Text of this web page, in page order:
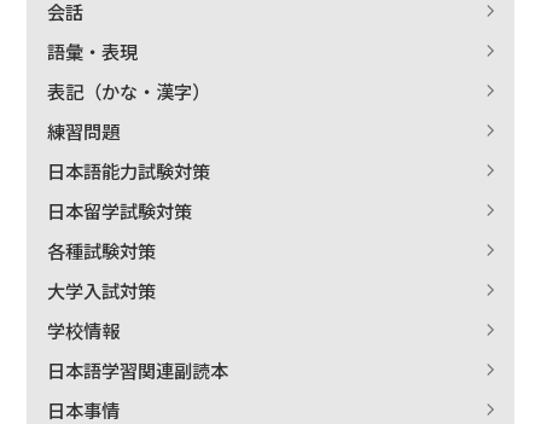
会話
語彙・表現
表記（かな・漢字）
練習問題
日本語能力試験対策
日本留学試験対策
各種試験対策
大学入試対策
学校情報
日本語学習関連副読本
日本事情